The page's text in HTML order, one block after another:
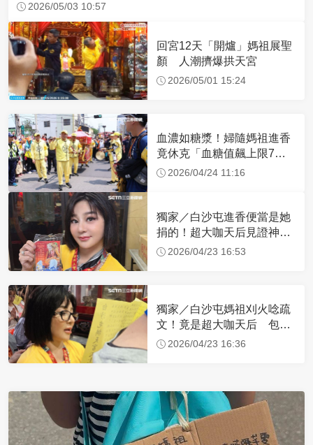
2026/05/03 10:57
回宮12天「開爐」媽祖展聖
顏 人潮擠爆拱天宮
2026/05/01 15:24
血濃如糖漿！婦隨媽祖進香
竟休克「血糖值飆上限7
倍」 醫曝原因
2026/04/24 11:16
獨家／白沙屯進香便當是她
捐的！超大咖天后見證神
蹟 一靠近媽祖就爆哭
2026/04/23 16:53
獨家／白沙屯媽祖刈火唸疏
文！竟是超大咖天后 包尿
布忍尿5小時不喊累
2026/04/23 16:36